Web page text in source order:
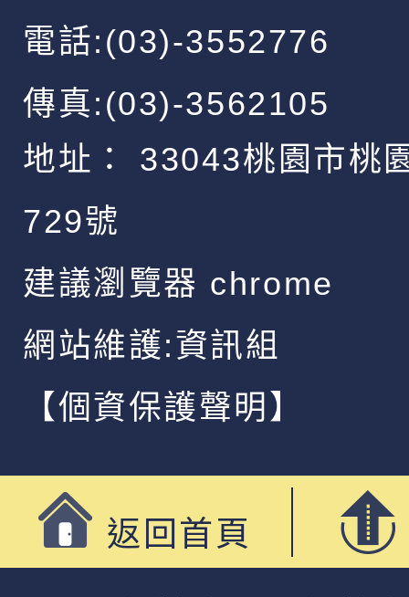
電話:(03)-3552776
傳真:(03)-3562105
地址：
33043桃園市桃
729號
建議瀏覽器 chrome
網站維護:資訊組
【個資保護聲明】
返回首頁